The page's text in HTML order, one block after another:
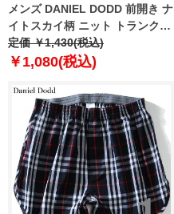
メンズ DANIEL DODD 前開き ナ
イトスカイ柄 ニット トランクス
肌着 下着 azkt-219002
定価 ￥1,430(税込)
￥1,080(税込)